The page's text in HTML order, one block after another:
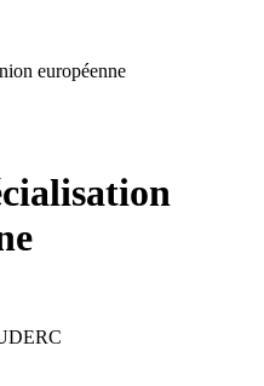
européenne